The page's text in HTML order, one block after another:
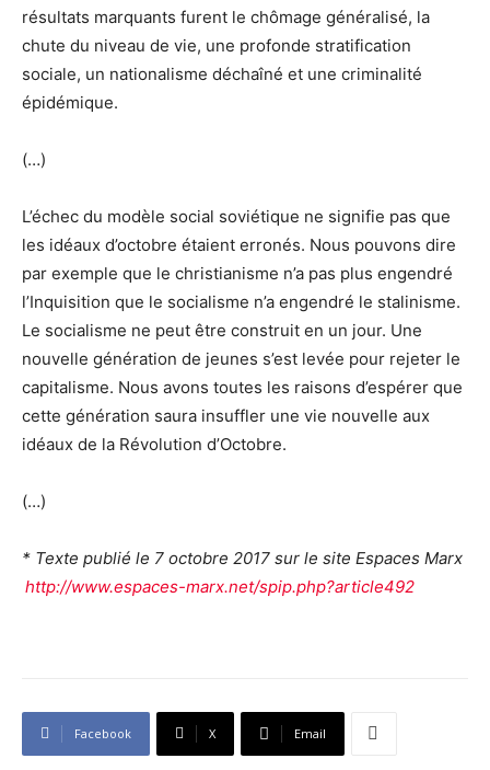
résultats marquants furent le chômage généralisé, la
chute du niveau de vie, une profonde stratification
sociale, un nationalisme déchaîné et une criminalité
épidémique.
(…)
L’échec du modèle social soviétique ne signifie pas que
les idéaux d’octobre étaient erronés. Nous pouvons dire
par exemple que le christianisme n’a pas plus engendré
l’Inquisition que le socialisme n’a engendré le stalinisme.
Le socialisme ne peut être construit en un jour. Une
nouvelle génération de jeunes s’est levée pour rejeter le
capitalisme. Nous avons toutes les raisons d’espérer que
cette génération saura insuffler une vie nouvelle aux
idéaux de la Révolution d’Octobre.
(…)
* Texte publié le 7 octobre 2017 sur le site Espaces Marx
http://www.espaces-marx.net/spip.php?article492
Facebook X Email